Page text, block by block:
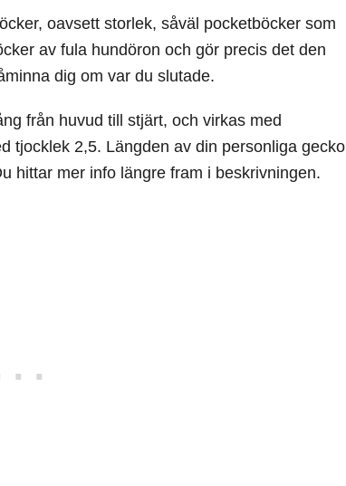
oavsett storlek, såväl pocketböcker som
av fula hundöron och gör precis det den
dig om var du slutade.
från huvud till stjärt, och virkas med
tjocklek 2,5. Längden av din personliga gecko
hittar mer info längre fram i beskrivningen.